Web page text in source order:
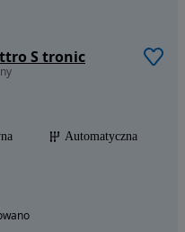
S tronic
Automatyczna